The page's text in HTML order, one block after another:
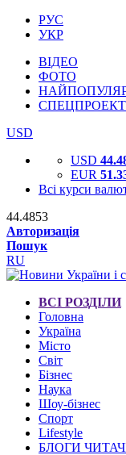
РУС
УКР
ВІДЕО
ФОТО
USD
USD
EUR
Всі курси
44.4853
Авторизація
Пошук
RU
ВСІ РОЗДІЛИ
Головна
Україна
Місто
Світ
Бізнес
Наука
Шоу-бізнес
Спорт
Lifestyle
БЛОГИ